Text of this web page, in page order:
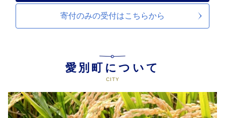
寄付のみの受付はこちらから
愛別町について